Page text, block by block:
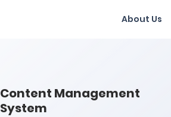
About Us
Content Management
System